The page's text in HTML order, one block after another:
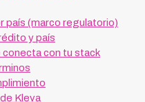
país (marco regulatorio)
y país
con tu stack
Kleva